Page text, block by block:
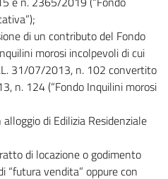
di un contributo del Fondo
morosi incolpevoli di cui
31/07/2013, n. 102 convertito
n. 124 (“Fondo Inquilini morosi
di Edilizia Residenziale
di locazione o godimento
“futura vendita” oppure con